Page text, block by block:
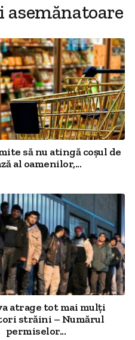
asemănatoare
să nu atingă coșul de
al oamenilor,...
atrage tot mai mulți
străini – Numărul
permiselor...